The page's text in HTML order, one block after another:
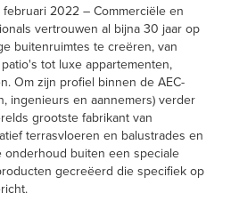
februari 2022– Commerciële en
vertrouwen al bijna 30 jaar op
buitenruimtes te creëren, van
tot luxe appartementen,
Om zijn profiel binnen de AEC-
ingenieurs en aannemers) verder
grootste fabrikant van
terrasvloeren en balustrades en
buiten een speciale
gecreëerd die specifiek op